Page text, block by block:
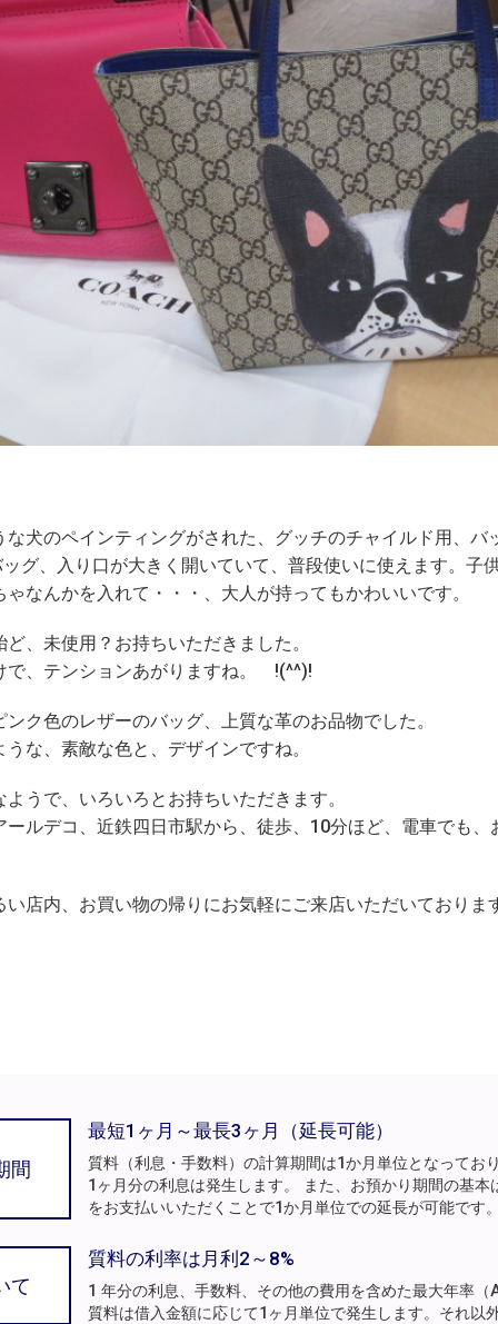
犬のペインティングがされた、グッチのチャイルド用、バ
グ、入り口が大きく開いていて、普段使いに使えます。子
なんかを入れて・・・、大人が持ってもかわいいです。
、未使用？お持ちいただきました。
で、テンションあがりますね。 !(^^)!
ク色のレザーのバッグ、上質な革のお品物でした。
な、素敵な色と、デザインですね。
うで、いろいろとお持ちいただきます。
ルデコ、近鉄四日市駅から、徒歩、10分ほど、電車でも
店内、お買い物の帰りにお気軽にご来店いただいておりま
間
最短1ヶ月～最長3ヶ月（延長可能）
質料（利息・手数料）の計算期間は1か月単位となってお
1ヶ月分の利息は発生します。 また、お預かり期間の基
をお支払いいただくことで1か月単位での延長が可能です
て
質料の利率は月利2～8%
1 年分の利息、手数料、その他の費用を含めた最大年率（
質料は借入金額に応じて1ヶ月単位で発生します。それ以